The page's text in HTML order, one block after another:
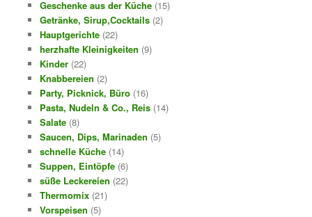
Geschenke aus der Küche(15)
Getränke, Sirup,Cocktails(2)
Hauptgerichte(22)
herzhafte Kleinigkeiten (9)
Kinder(22)
Knabbereien (2)
Party, Picknick, Büro(16)
Pasta, Nudeln & Co., Reis(14)
Salate(8)
Saucen, Dips, Marinaden (5)
schnelle Küche(14)
Suppen, Eintöpfe(6)
süße Leckereien (22)
Thermomix(21)
Vorspeisen (5)